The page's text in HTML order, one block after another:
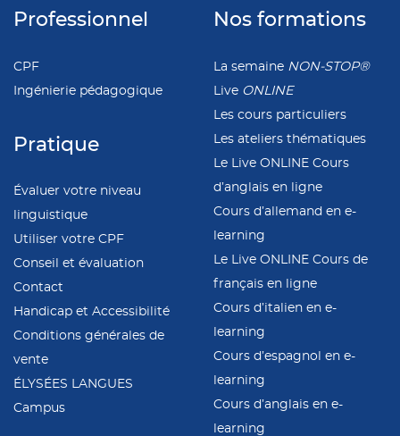
Professionnel
CPF
Ingénierie pédagogique
Pratique
Évaluer votre niveau
linguistique
Utiliser votre CPF
Conseil et évaluation
Contact
Handicap et Accessibilité
Conditions générales de
vente
ÉLYSÉES LANGUES
Campus
Nos formations
La semaine NON-STOP®
Live ONLINE
Les cours particuliers
Les ateliers thématiques
Le Live ONLINE Cours
d’anglais en ligne
Cours d’allemand en e-
learning
Le Live ONLINE Cours de
français en ligne
Cours d’italien en e-
learning
Cours d’espagnol en e-
learning
Cours d’anglais en e-
learning